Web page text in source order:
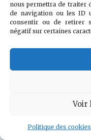
nous permettra de traiter
de navigation ou les ID
consentir ou de retirer
négatif sur certaines
Voir
Politique des cookies